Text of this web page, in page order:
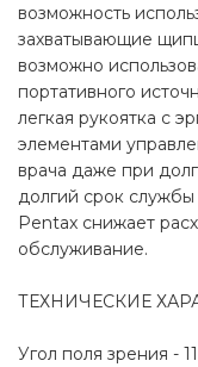
возможность
захватывающие
возможно
портативного
легкая рукоятка с
элементами
врача даже при
долгий срок
Pentax снижает
обслуживание.
ТЕХНИЧЕСКИЕ
Угол поля зрения -